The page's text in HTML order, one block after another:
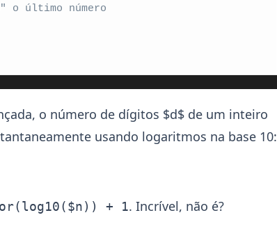
o último número
o número de dígitos $d$ de um inteiro
usando logaritmos na base 10:
+ 1. Incrível, não é?